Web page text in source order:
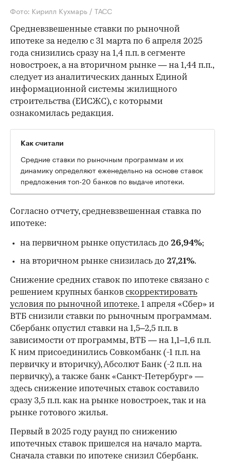
Фото: Кирилл Кухмарь / ТАСС
Средневзвешенные ставки по рыночной
ипотеке за неделю с 31 марта по 6 апреля 2025
года снизились сразу на 1,4 п.п. в сегменте
новостроек, а на вторичном рынке — на 1,44 п.п.,
следует из аналитических данных Единой
информационной системы жилищного
строительства (ЕИСЖС), с которыми
ознакомилась редакция.
Как считали
Средние ставки по рыночным программам и их
динамику определяют еженедельно на основе ставок
предложения топ-20 банков по выдаче ипотеки.
Согласно отчету, средневзвешенная ставка по
ипотеке:
на первичном рынке опустилась до 26,94%;
на вторичном рынке снизилась до 27,21%.
Снижение средних ставок по ипотеке связано с
решением крупных банков скорректировать
условия по рыночной ипотеке. 1 апреля «Сбер» и
ВТБ снизили ставки по рыночным программам.
Сбербанк опустил ставки на 1,5–2,5 п.п. в
зависимости от программы, ВТБ — на 1,1–1,6 п.п.
К ним присоединились Совкомбанк (-1 п.п. на
первичку и вторичку), Абсолют Банк (-2 п.п. на
первичку), а также банк «Санкт-Петербург» —
здесь снижение ипотечных ставок составило
сразу 3,5 п.п. как на рынке новостроек, так и на
рынке готового жилья.
Первый в 2025 году раунд по снижению
ипотечных ставок пришелся на начало марта.
Сначала ставки по ипотеке снизил Сбербанк.